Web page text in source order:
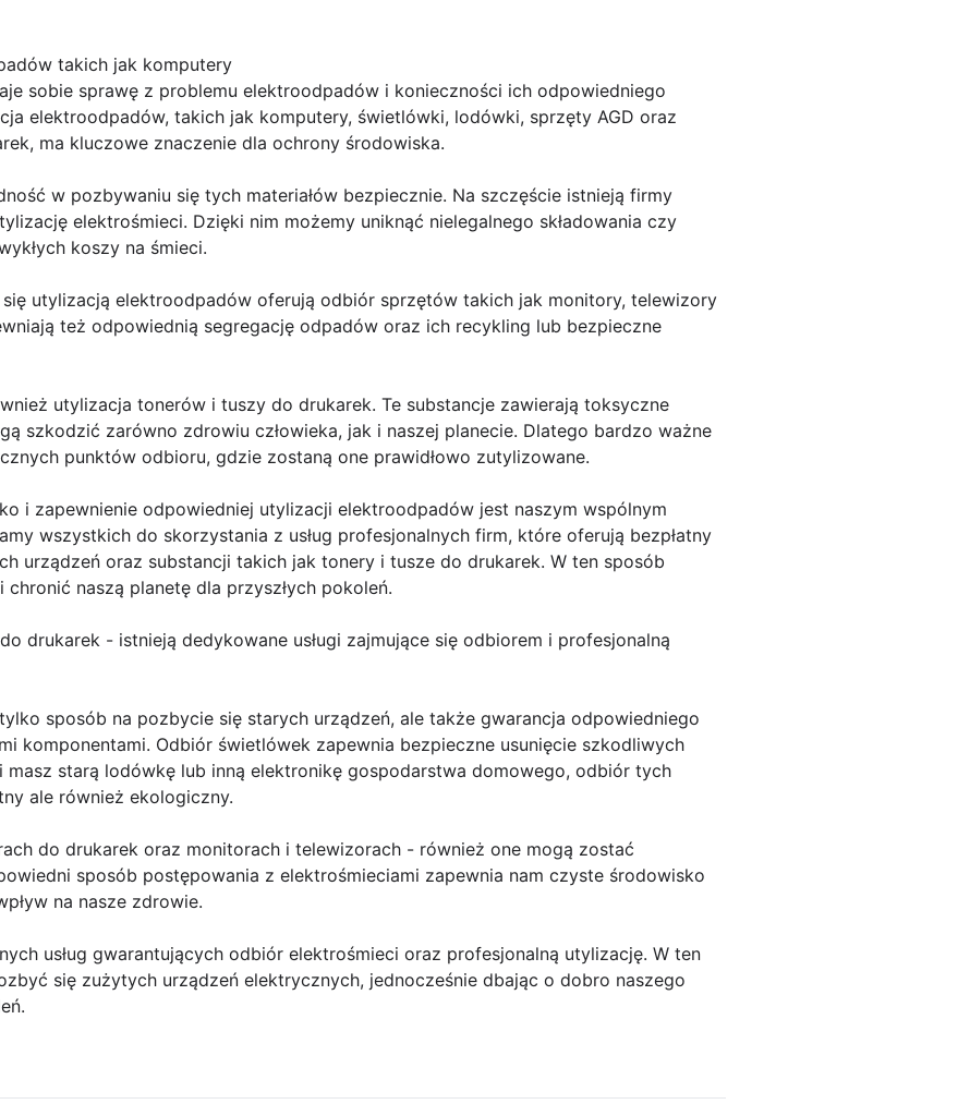
takich jak komputery
sobie sprawę z problemu elektroodpadów i konieczności ich odpowiedniego
elektroodpadów, takich jak komputery, świetlówki, lodówki, sprzęty AGD oraz
ma kluczowe znaczenie dla ochrony środowiska.
w pozbywaniu się tych materiałów bezpiecznie. Na szczęście istnieją firmy
elektrośmieci. Dzięki nim możemy uniknąć nielegalnego składowania czy
koszy na śmieci.
utylizacją elektroodpadów oferują odbiór sprzętów takich jak monitory, telewizory
też odpowiednią segregację odpadów oraz ich recykling lub bezpieczne
utylizacja tonerów i tuszy do drukarek. Te substancje zawierają toksyczne
szkodzić zarówno zdrowiu człowieka, jak i naszej planecie. Dlatego bardzo ważne
punktów odbioru, gdzie zostaną one prawidłowo zutylizowane.
i zapewnienie odpowiedniej utylizacji elektroodpadów jest naszym wspólnym
wszystkich do skorzystania z usług profesjonalnych firm, które oferują bezpłatny
urządzeń oraz substancji takich jak tonery i tusze do drukarek. W ten sposób
chronić naszą planetę dla przyszłych pokoleń.
drukarek - istnieją dedykowane usługi zajmujące się odbiorem i profesjonalną
sposób na pozbycie się starych urządzeń, ale także gwarancja odpowiedniego
komponentami. Odbiór świetlówek zapewnia bezpieczne usunięcie szkodliwych
masz starą lodówkę lub inną elektronikę gospodarstwa domowego, odbiór tych
ale również ekologiczny.
do drukarek oraz monitorach i telewizorach - również one mogą zostać
sposób postępowania z elektrośmieciami zapewnia nam czyste środowisko
na nasze zdrowie.
usług gwarantujących odbiór elektrośmieci oraz profesjonalną utylizację. W ten
się zużytych urządzeń elektrycznych, jednocześnie dbając o dobro naszego